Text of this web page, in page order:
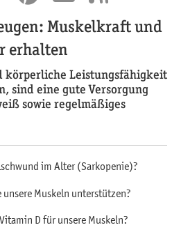
Muskelkraft und
erhalten
körperliche Leistungsfähigkeit
sind eine gute Versorgung
sowie regelmäßiges
im Alter (Sarkopenie)?
Muskeln unterstützen?
D für unsere Muskeln?